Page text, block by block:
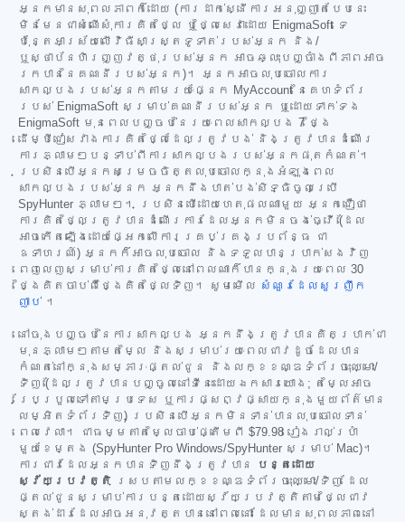
អ្នកមានសុពលភាពក៏ដោយ (ការដាក់ស្នើការអនុញ្ញាតបែបនេះ
មិនមែនជាសំណើសុំការគិតថ្លៃ ឬថ្លៃសេវាដោយ EnigmaSoft ទេ
ប៉ុន្តែអាស្រ័យលើវិធីសាស្ត្រទូទាត់របស់អ្នក និង/
ឬស្ថាប័នហិរញ្ញវត្ថុរបស់អ្នក អាចឆ្លុះបញ្ចាំងពីភាពអាច
រកបាននៃគណនីរបស់អ្នក)។ អ្នកអាចលុបចោលការ
សាកល្បងរបស់អ្នកតាមរយៈផ្នែក MyAccount នៃគេហទំព័រ
របស់ EnigmaSoft សម្រាប់គណនីរបស់អ្នក ឬដោយទាក់ទង
EnigmaSoft មុនពេលបញ្ចប់នៃរយៈពេលសាកល្បង 7 ថ្ងៃ
ដើម្បីជៀសវាងការគិតថ្លៃដែលត្រូវបង់ និងត្រូវបានដំណើរ
ការភ្លាមៗបន្ទាប់ពីការសាកល្បងរបស់អ្នកផុតកំណត់។
ប្រសិនបើអ្នកសម្រេចចិត្តលុបចោលក្នុងអំឡុងពេល
សាកល្បងរបស់អ្នក អ្នកនឹងបាត់បង់សិទ្ធិចូលប្រើ
SpyHunter ភ្លាមៗ។ ប្រសិនបើដោយហេតុផលណាមួយ អ្នកជឿថា
ការគិតថ្លៃត្រូវបានដំណើរការដែលអ្នកមិនចង់ធ្វើ (ដែល
អាចកើតឡើងដោយផ្អែកលើការគ្រប់គ្រងប្រព័ន្ធ ជា
ឧទាហរណ៍) អ្នកក៏អាចលុបចោល និងទទួលបានប្រាក់សងវិញ
ពេញលេញសម្រាប់ការគិតថ្លៃនៅពេលណាក៏បានក្នុងរយៈពេល 30
ថ្ងៃគិតចាប់ពីថ្ងៃគិតថ្លៃទិញ។ សូមមើល សំណួរដែលសួរញឹក
ញាប់ ។
នៅចុងបញ្ចប់នៃការសាកល្បង អ្នកនឹងត្រូវបានគិតប្រាក់ជា
មុនភ្លាមៗតាមតម្លៃ និងសម្រាប់រយៈពេលជាវដូចដែលបាន
កំណត់នៅក្នុងសម្ភារៈផ្តល់ជូន និងលក្ខខណ្ឌទំព័រចុះឈ្មោះ/
ទិញ (ដែលត្រូវបានបញ្ចូលនៅទីនេះដោយឯកសារយោង; តម្លៃអាច
ប្រែប្រួលទៅតាមប្រទេស ឬការផ្សព្វផ្សាយក្នុងមួយព័ត៌មាន
លម្អិតទំព័រទិញ) ប្រសិនបើអ្នកមិនទាន់បានលុបចោលទាន់
ពេលវេលា។ ជាធម្មតាតម្លៃចាប់ផ្តើមពី $79.98 រៀងរាល់ប្រាំ
មួយខែម្តង (SpyHunter Pro Windows/SpyHunter សម្រាប់ Mac)។
ការជាវដែលអ្នកបានទិញនឹងត្រូវបាន
បន្តដោយ
ស្វ័យប្រវត្តិ ស្របតាមលក្ខខណ្ឌទំព័រចុះឈ្មោះ/ទិញ ដែល
ផ្តល់ជូនសម្រាប់ការបន្តដោយស្វ័យប្រវត្តិតាមថ្លៃជាវ
ស្តង់ដារដែលអាចអនុវត្តបាននៅពេលនោះ ដែលមានសុពលភាពនៅ